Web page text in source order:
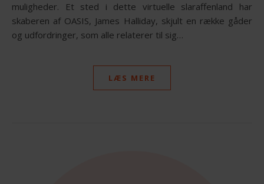
muligheder. Et sted i dette virtuelle slaraffenland har
skaberen af OASIS, James Halliday, skjult en række gåder
og udfordringer, som alle relaterer til sig…
LÆS MERE